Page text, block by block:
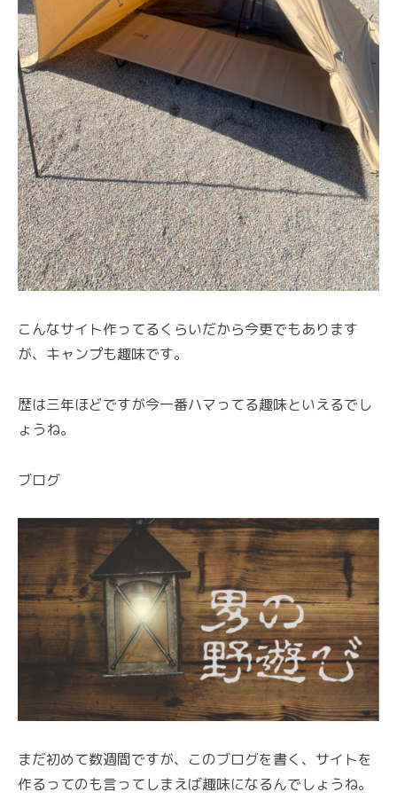
こんなサイト作ってるくらいだから今更でもあります
が、キャンプも趣味です。
歴は三年ほどですが今一番ハマってる趣味といえるでし
ょうね。
ブログ
まだ初めて数週間ですが、このブログを書く、サイトを
作るってのも言ってしまえば趣味になるんでしょうね。